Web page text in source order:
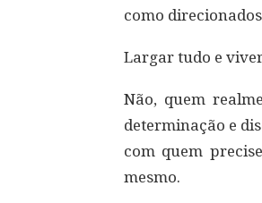
como
Largar tudo e
Não, quem
determinação e
com quem
mesmo.